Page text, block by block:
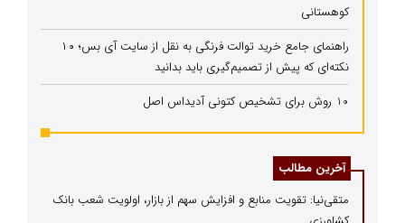
کوهستانی
راهنمای جامع خرید توالت فرنگی به نقل از سایت آی بس؛ ۱۰
نکته‌ای که پیش از تصمیم‌گیری باید بدانید
10 روش برای تشخیص کتونی آدیداس اصل
آخرین مطالب
متقی‌نیا: تقویت منابع و افزایش سهم از بازار، اولویت شعب بانک